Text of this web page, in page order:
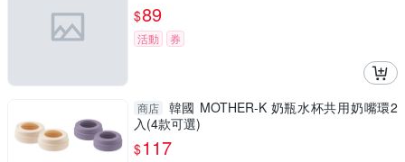
$89
活動 券
商店
韓國 MOTHER-K 奶瓶水杯共用奶嘴環2
入(4款可選)
$117